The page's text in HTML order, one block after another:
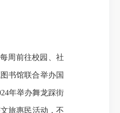
周前往校园、社
书馆联合举办国
年举办舞龙踩街
旅惠民活动，不